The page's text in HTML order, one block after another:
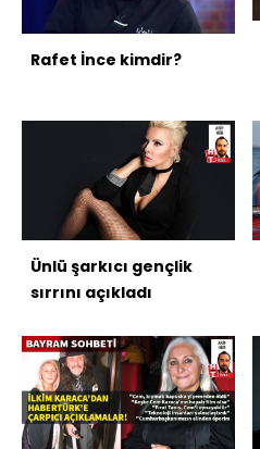
Rafet İnce kimdir?
Ünlü şarkıcı gençlik
sırrını açıkladı